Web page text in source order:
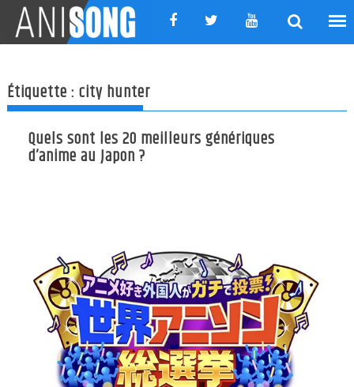
content
Étiquette :city hunter
Quels sont les 20 meilleurs génériques
d’anime au Japon ?